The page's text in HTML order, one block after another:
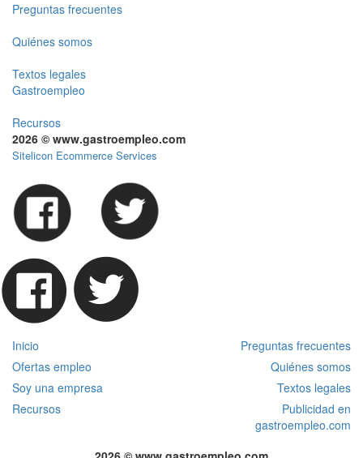
Preguntas frecuentes
Quiénes somos
Textos legales
Gastroempleo
Recursos
2026 © www.gastroempleo.com
Sitelicon Ecommerce Services
Inicio
Preguntas frecuentes
Ofertas empleo
Quiénes somos
Soy una empresa
Textos legales
Recursos
Publicidad en
gastroempleo.com